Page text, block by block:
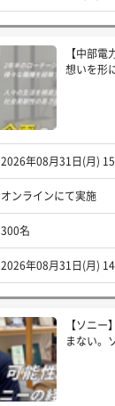
【中部電
想いを形
2026年08月31日(月)
オンラインにて実施
300名
2026年08月31日(月)
【ソニー
まない。